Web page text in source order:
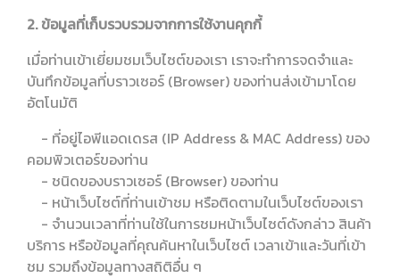
2. ข้อมูลที่เก็บรวบรวมจากการใช้งานคุกกี้
เมื่อท่านเข้าเยี่ยมชมเว็บไซต์ของเรา เราจะทำการจดจำและ
บันทึกข้อมูลที่บราวเซอร์ (Browser) ของท่านส่งเข้ามาโดย
อัตโนมัติ
- ที่อยู่ไอพีแอดเดรส (IP Address & MAC Address) ของ
คอมพิวเตอร์ของท่าน
- ชนิดของบราวเซอร์ (Browser) ของท่าน
- หน้าเว็บไซต์ที่ท่านเข้าชม หรือติดตามในเว็บไซต์ของเรา
- จำนวนเวลาที่ท่านใช้ในการชมหน้าเว็บไซต์ดังกล่าว สินค้า
บริการ หรือข้อมูลที่คุณค้นหาในเว็บไซต์ เวลาเข้าและวันที่เข้า
ชม รวมถึงข้อมูลทางสถิติอื่น ๆ